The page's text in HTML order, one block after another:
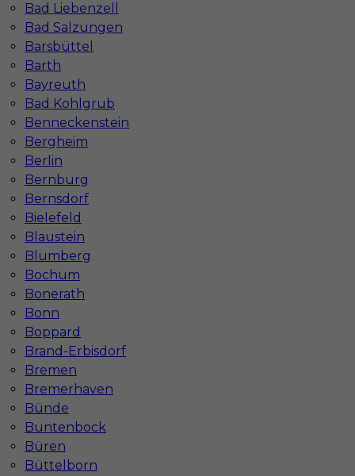
Bad Liebenzell
Bad Salzungen
Barsbüttel
Barth
Bayreuth
Bad Kohlgrub
Benneckenstein
Bergheim
Berlin
Bernburg
Bernsdorf
Bielefeld
Blaustein
Blumberg
Bochum
Bonerath
Bonn
Boppard
Brand-Erbisdorf
Bremen
Bremerhaven
Bünde
Buntenbock
Büren
Büttelborn
Co to jest Gewerbe?
Czy praca w Niemczech na budowie jest
bezpieczna pod kątem BHP?
Jakie kursy warto zrobić, aby praca za
granicą była lepiej płatna?
Czy praca w Niemczech bez języka jest
możliwa?
Mapa ofert pracy
Mapa kategorii